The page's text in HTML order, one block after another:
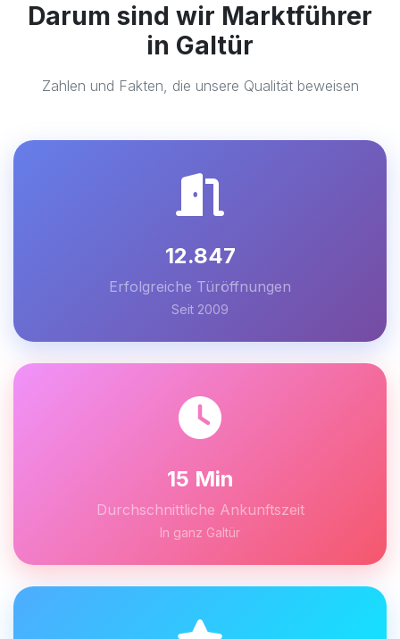
Darum sind wir Marktführer
in Galtür
Zahlen und Fakten, die unsere Qualität beweisen
12.847
Erfolgreiche Türöffnungen
Seit 2009
15 Min
Durchschnittliche Ankunftszeit
In ganz Galtür